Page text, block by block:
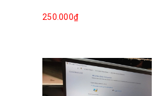
250.000₫